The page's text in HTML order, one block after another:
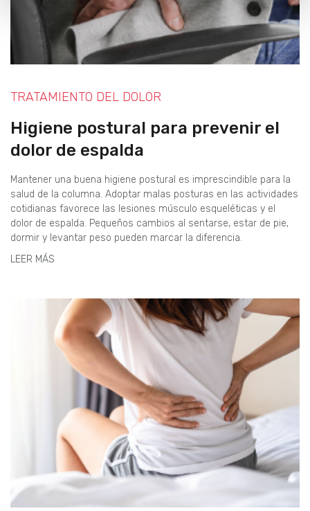
TRATAMIENTO DEL DOLOR
Higiene postural para prevenir el
dolor de espalda
Mantener una buena higiene postural es imprescindible para la
salud de la columna. Adoptar malas posturas en las actividades
cotidianas favorece las lesiones músculo esqueléticas y el
dolor de espalda. Pequeños cambios al sentarse, estar de pie,
dormir y levantar peso pueden marcar la diferencia.
LEER MÁS